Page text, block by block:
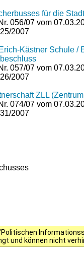
für die
056/07 vom
2007
Kästner Schule /
057/07 vom
2007
ZLL
074/07 vom
2007
und können nicht